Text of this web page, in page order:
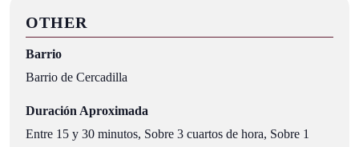
OTHER
Barrio
Barrio de Cercadilla
Duración Aproximada
Entre 15 y 30 minutos, Sobre 3 cuartos de hora, Sobre 1